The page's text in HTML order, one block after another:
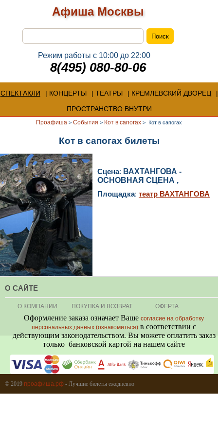
Афиша Москвы
Режим работы с 10:00 до 22:00
8(495) 080-80-06
СПЕКТАКЛИ КОНЦЕРТЫ ТЕАТРЫ
КРЕМЛЕВСКИЙ ДВОРЕЦ
ПРОСТРАНСТВО ВНУТРИ
Проафиша > События > Кот в сапогах > Кот в сапогах
Кот в сапогах билеты
Сцена: ВАХТАНГОВА -
ОСНОВНАЯ СЦЕНА ,
Площадка: театр ВАХТАНГОВА
О САЙТЕ
О КОМПАНИИ ПОКУПКА И ВОЗВРАТ ОФЕРТА
Оформление заказа означает Ваше согласие на обработку
персональных данных (ознакомиться) в соответствии с
действующим законодательством. Вы можете оплатить заказ
только банковской картой на нашем сайте
© 2019 проафиша.рф - Лучшие билеты ежедневно